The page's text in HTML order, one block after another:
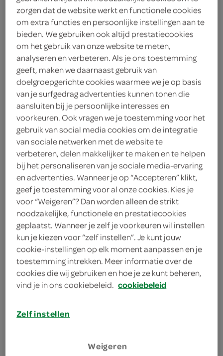
Hi-Five ice tea yuzu
green
Hi-Five
< 25 jaar? Laat je legitimatie zien
< 18 jaar verkopen wij geen
alcohol
meer informatie
250 Milliliter
Let op: aanbiedingen zijn niet zichtbaar bij de
producten, maar worden wél automatisch
verwerkt in de winkelmand.
het flesje, perfect als verfrissend drankje onderweg of
zorgen dat de website werkt en functionele cookies
om extra functies en persoonlijke instellingen aan te
bieden. We gebruiken ook altijd prestatiecookies
om het gebruik van onze website te meten,
analyseren en verbeteren. Als je ons toestemming
geeft, maken we daarnaast gebruik van
doelgroepgerichte cookies waarmee we je op basis
van je surfgedrag advertenties kunnen tonen die
aansluiten bij je persoonlijke interesses en
voorkeuren. Ook vragen we je toestemming voor het
gebruik van social media cookies om de integratie
van sociale netwerken met de website te
verbeteren, delen makkelijker te maken en te helpen
bij het personaliseren van je sociale media-ervaring
en advertenties. Wanneer je op “Accepteren” klikt,
geef je toestemming voor al onze cookies. Kies je
voor “Weigeren”? Dan worden alleen de strikt
noodzakelijke, functionele en prestatiecookies
geplaatst. Wanneer je zelf je voorkeuren wil instellen
kun je kiezen voor “zelf instellen”. Je kunt jouw
cookie-instellingen op elk moment aanpassen en je
toestemming intrekken. Meer informatie over de
cookies die wij gebruiken en hoe je ze kunt beheren,
vind je in ons cookiebeleid. cookiebeleid
Zelf instellen
Weigeren